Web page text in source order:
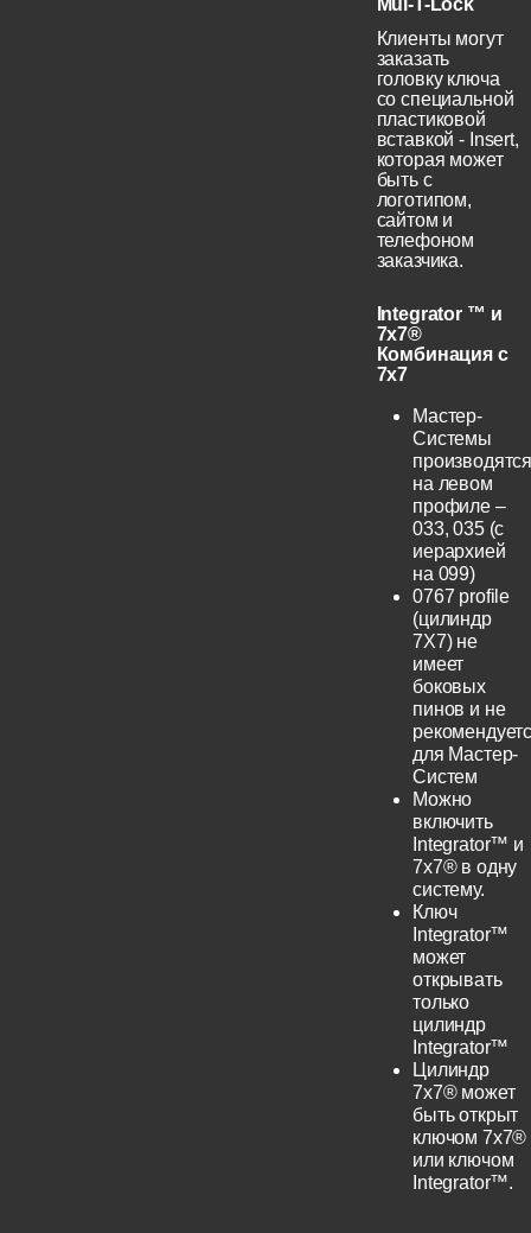
Mul-T-Lock
Клиенты могут
заказать
головку ключа
со специальной
пластиковой
вставкой - Insert,
которая может
быть с
логотипом,
сайтом и
телефоном
заказчика.
Integrator ™ и
7x7®
Комбинация с
7x7
Мастер-
Системы
на левом
профиле –
033, 035 (с
иерархией
на 099)
0767 profile
(цилиндр
7Х7) не
имеет
боковых
пинов и не
для Мастер-
Систем
Можно
включить
Integrator™ и
7x7® в одну
систему.
Ключ
Integrator™
может
открывать
только
цилиндр
Integrator™
Цилиндр
7х7® может
быть открыт
ключом 7х7®
или ключом
Integrator™.